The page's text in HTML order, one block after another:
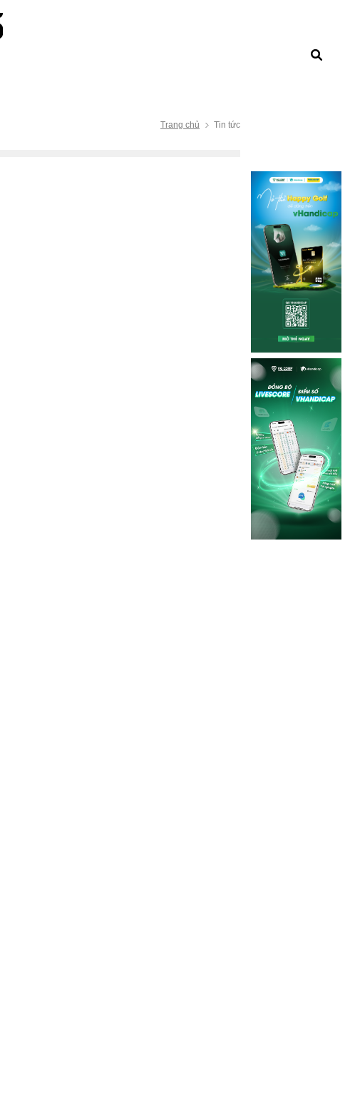
Trang chủ Tin tức
Lãnh đạo Asian Tour tiết lộ lý do chấm dứt hợp tác với LIV Golf
CEO kiêm Uỷ viên của Asian Tour, Cho Minn Thant, đã lần đầu chia sẻ về
quan hệ hợp tác với LIV Golf, sau khi hệ thống giải đấu này chính thức gia